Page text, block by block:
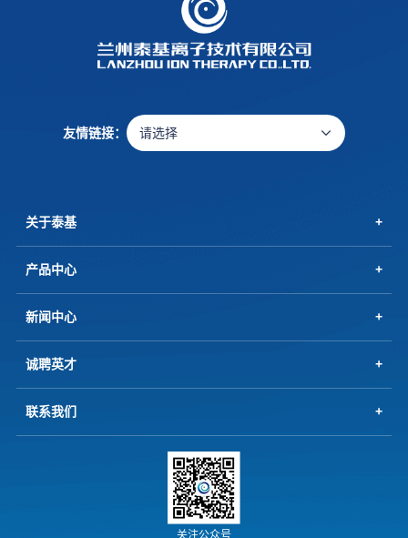
友情链接： 请选择
关于泰基
产品中心
新闻中心
诚聘英才
联系我们